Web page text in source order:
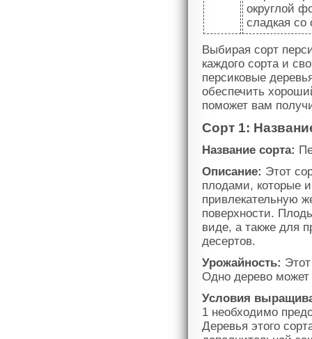
округлой
сладкая со
Выбирая сорт
каждого сорта и
персиковые
обеспечить
поможет вам
Сорт 1:
Название сорта:
Описание: Этот
плодами, которые
привлекательную
поверхности.
виде, а также для
десертов.
Урожайность:
Одно дерево может
Условия
1 необходимо
Деревья этого